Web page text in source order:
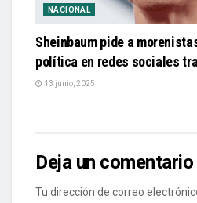
NACIONAL
Sheinbaum pide a
política en redes sociales
13 junio, 2025
Deja un comentario
Tu dirección de correo